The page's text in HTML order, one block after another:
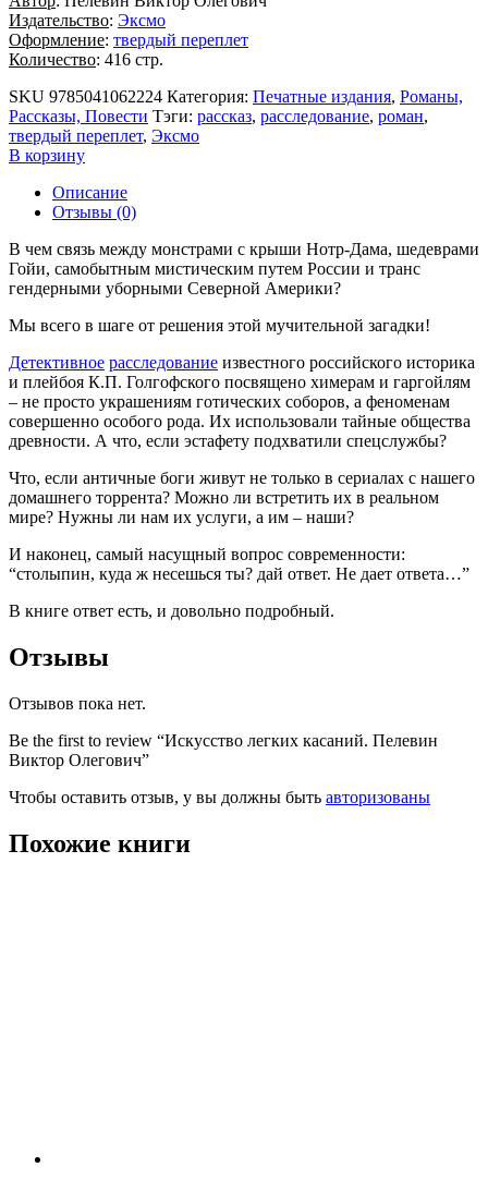
Издательство: Эксмо
Оформление: твердый переплет
Количество: 416 стр.
SKU 9785041062224 Категория: Печатные издания, Романы,
Рассказы, Повести Тэги: рассказ, расследование, роман,
твердый переплет, Эксмо
В корзину
Описание
Отзывы (0)
В чем связь между монстрами с крыши Нотр-Дама, шедеврами
Гойи, самобытным мистическим путем России и транс
гендерными уборными Северной Америки?
Мы всего в шаге от решения этой мучительной загадки!
Детективное расследование известного российского историка
и плейбоя К.П. Голгофского посвящено химерам и гаргойлям
– не просто украшениям готических соборов, а феноменам
совершенно особого рода. Их использовали тайные общества
древности. А что, если эстафету подхватили спецслужбы?
Что, если античные боги живут не только в сериалах с нашего
домашнего торрента? Можно ли встретить их в реальном
мире? Нужны ли нам их услуги, а им – наши?
И наконец, самый насущный вопрос современности:
“столыпин, куда ж несешься ты? дай ответ. Не дает ответа…”
В книге ответ есть, и довольно подробный.
Отзывы
Отзывов пока нет.
Be the first to review “Искусство легких касаний. Пелевин
Виктор Олегович”
Чтобы оставить отзыв, у вы должны быть авторизованы
Похожие книги